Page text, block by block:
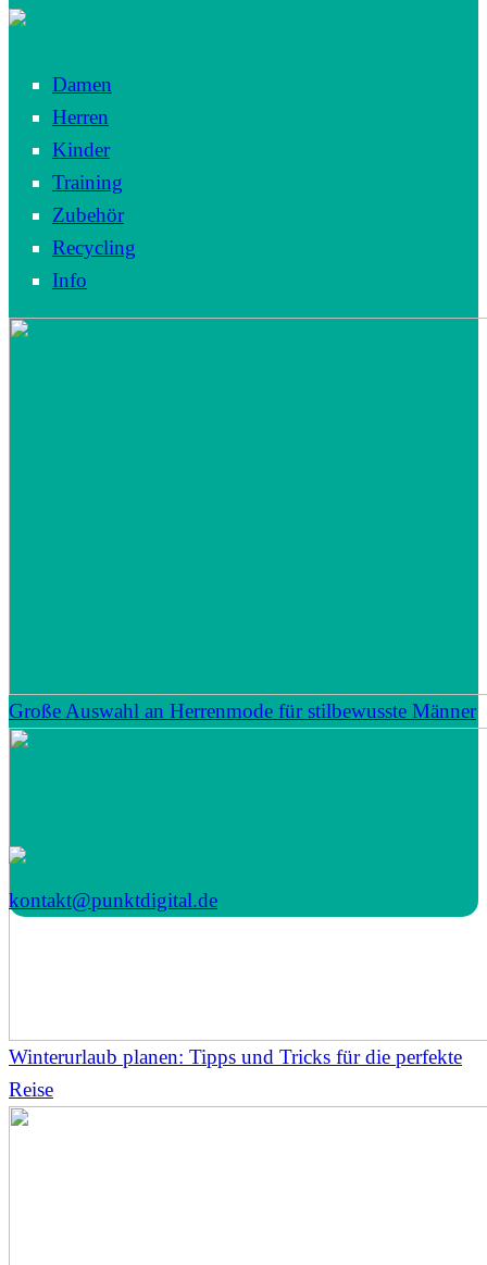
Damen
Herren
Kinder
Training
Zubehör
Recycling
Info
Große Auswahl an Herrenmode für stilbewusste Männer
Winterurlaub planen: Tipps und Tricks für die perfekte
Reise
kontakt@punktdigital.de